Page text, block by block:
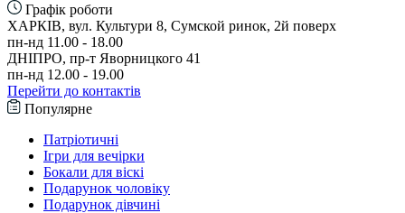
Графік роботи
ХАРКІВ, вул. Культури 8, Сумской ринок, 2й поверх
пн-нд 11.00 - 18.00
ДНІПРО, пр-т Яворницкого 41
пн-нд 12.00 - 19.00
Перейти до контактів
Популярне
Патріотичні
Ігри для вечірки
Бокали для віскі
Подарунок чоловіку
Подарунок дівчині